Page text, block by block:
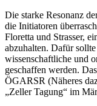
Die starke Resonanz
die Initiatoren
Floretta und Strasser,
abzuhalten. Dafür
wissenschaftliche und
geschaffen werden.
ÖGARSR (Näheres
„Zeller Tagung“ im